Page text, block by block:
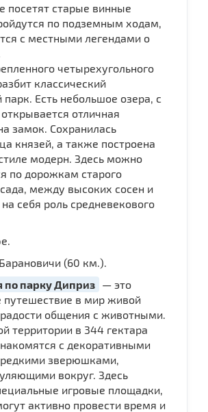
посетят старые винные
по подземным ходам,
с местными легендами о
четырехугольного
классический
парк. Есть небольшое озера, с
отличная
замок. Сохранилась
князей, а также построена
модерн. Здесь можно
по дорожкам старого
между высоких сосен и
себя роль средневекового
(60 км.).
по парку Диприз — это
путешествие в мир живой
общения с животными.
территории в 344 гектара
с декоративными
зверюшками,
вокруг. Здесь
игровые площадки,
активно провести время и